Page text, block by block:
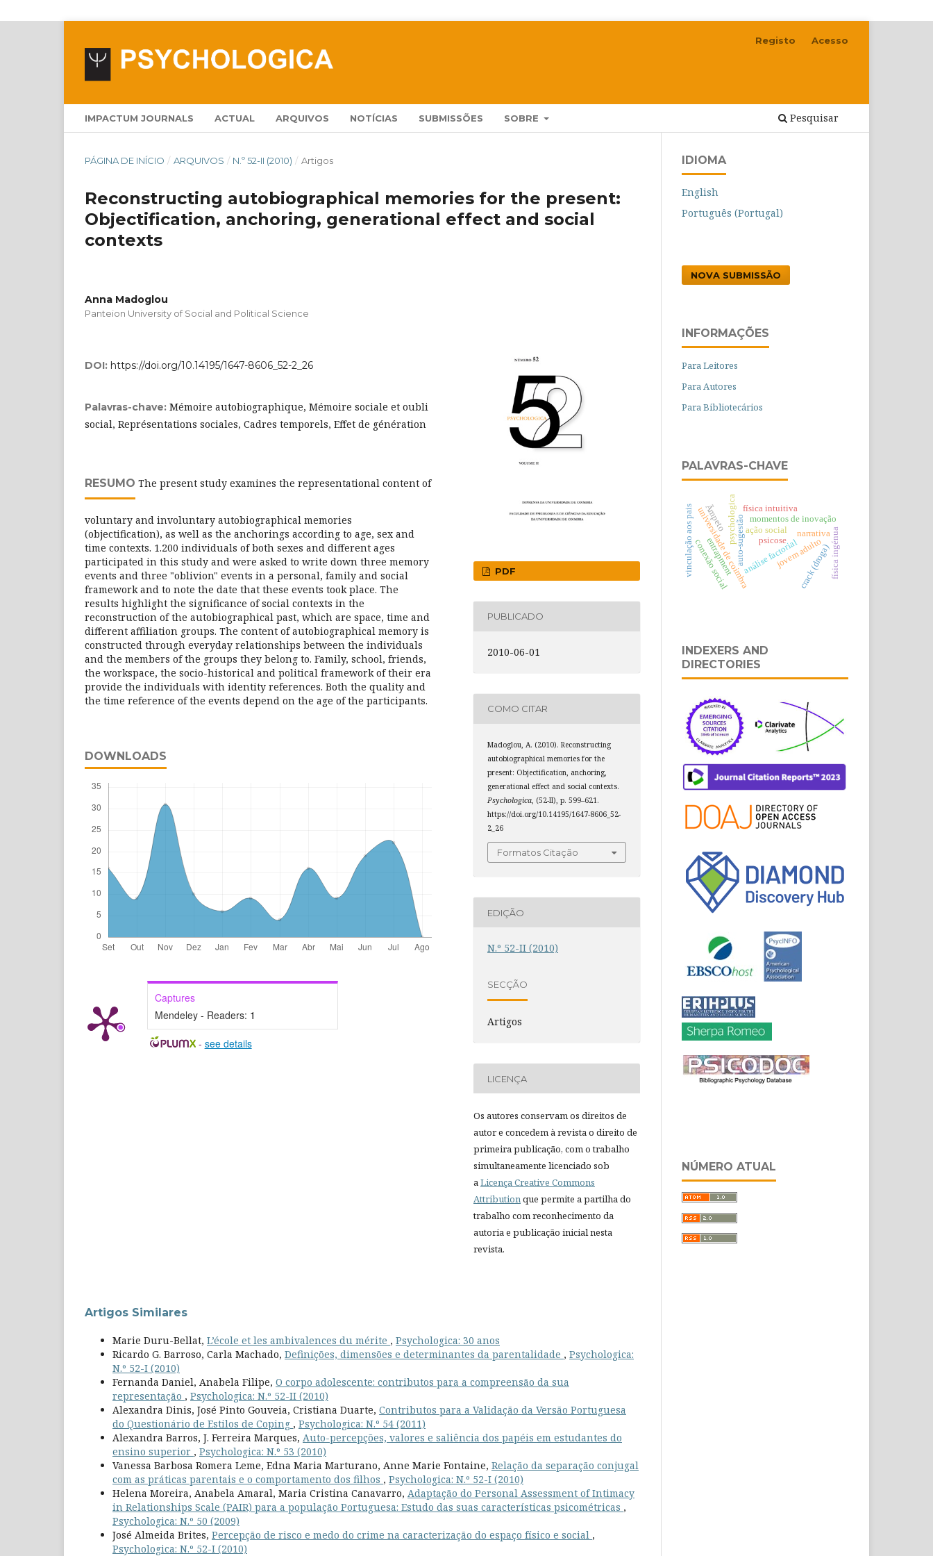
IMPACTUM JOURNALS ACTUAL ARQUIVOS NOTÍCIAS SUBMISSÕES SOBRE Pesquisar
Registo Acesso
PÁGINA DE INÍCIO / ARQUIVOS / N.º 52-II (2010) / Artigos
Reconstructing autobiographical memories for the present:
Objectification, anchoring, generational effect and social
contexts
Anna Madoglou
Panteion University of Social and Political Science
DOI: https://doi.org/10.14195/1647-8606_52-2_26
Palavras-chave: Mémoire autobiographique, Mémoire sociale et oubli
social, Représentations sociales, Cadres temporels, Effet de génération
RESUMO The present study examines the representational content of
voluntary and involuntary autobiographical memories
(objectification), as well as the anchorings according to age, sex and
time contexts. 1.200 individuals of both sexes and different ages
participated in this study and were asked to write down three memory
events and three "oblivion" events in a personal, family and social
framework and to note the date that these events took place. The
results highlight the significance of social contexts in the
reconstruction of the autobiographical past, which are space, time and
different affiliation groups. The content of autobiographical memory is
constructed through everyday relationships between the individuals
and the members of the groups they belong to. Family, school, friends,
the workspace, the socio-historical and political framework of their era
provide the individuals with identity references. Both the quality and
the time reference of the events depend on the age of the participants.
DOWNLOADS
Captures
Mendeley - Readers: 1
- see details
PDF
PUBLICADO
2010-06-01
COMO CITAR
Madoglou, A. (2010). Reconstructing
autobiographical memories for the
present: Objectification, anchoring,
generational effect and social contexts.
Psychologica, (52-II), p. 599–621.
https://doi.org/10.14195/1647-8606_52-
2_26
Formatos Citação
EDIÇÃO
N.º 52-II (2010)
SECÇÃO
Artigos
LICENÇA
Os autores conservam os direitos de
autor e concedem à revista o direito de
primeira publicação, com o trabalho
simultaneamente licenciado sob
aLicença Creative Commons
Attributionque permite a partilha do
trabalho com reconhecimento da
autoria e publicação inicial nesta
revista.
Artigos Similares
Marie Duru-Bellat, L’école et les ambivalences du mérite , Psychologica: 30 anos
Ricardo G. Barroso, Carla Machado, Definições, dimensões e determinantes da parentalidade , Psychologica:
N.º 52-I (2010)
Fernanda Daniel, Anabela Filipe, O corpo adolescente: contributos para a compreensão da sua
representação , Psychologica: N.º 52-II (2010)
Alexandra Dinis, José Pinto Gouveia, Cristiana Duarte, Contributos para a Validação da Versão Portuguesa
do Questionário de Estilos de Coping , Psychologica: N.º 54 (2011)
Alexandra Barros, J. Ferreira Marques, Auto-percepções, valores e saliência dos papéis em estudantes do
ensino superior , Psychologica: N.º 53 (2010)
Vanessa Barbosa Romera Leme, Edna Maria Marturano, Anne Marie Fontaine, Relação da separação conjugal
com as práticas parentais e o comportamento dos filhos , Psychologica: N.º 52-I (2010)
Helena Moreira, Anabela Amaral, Maria Cristina Canavarro, Adaptação do Personal Assessment of Intimacy
in Relationships Scale (PAIR) para a população Portuguesa: Estudo das suas características psicométricas ,
Psychologica: N.º 50 (2009)
José Almeida Brites, Percepção de risco e medo do crime na caracterização do espaço físico e social ,
Psychologica: N.º 52-I (2010)
IDIOMA
English
Português (Portugal)
NOVA SUBMISSÃO
INFORMAÇÕES
Para Leitores
Para Autores
Para Bibliotecários
PALAVRAS-CHAVE
auto-sugestãoação social
universidade de coimbra
psychologica
análise factorial
narrativa
momentos de inovação
entrapment jovem adulto
crack (droga)
conexão social
vinculação aos pais psicose
física intuitiva
física ingénua
Ãmpeto
INDEXERS AND
DIRECTORIES
NÚMERO ATUAL